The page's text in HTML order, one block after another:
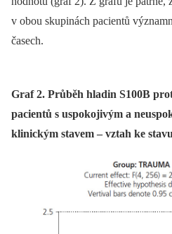
v obou skupinách pacientů
časech.
Graf 2. Průběh hladin S100B
pacientů s uspokojivým a
klinickým stavem – vztah ke